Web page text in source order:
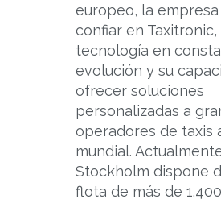
europeo, la
confiar en
tecnología en
evolución y su
ofrecer soluciones
personalizadas a
operadores de taxis
mundial.
Stockholm dispone
flota de más de